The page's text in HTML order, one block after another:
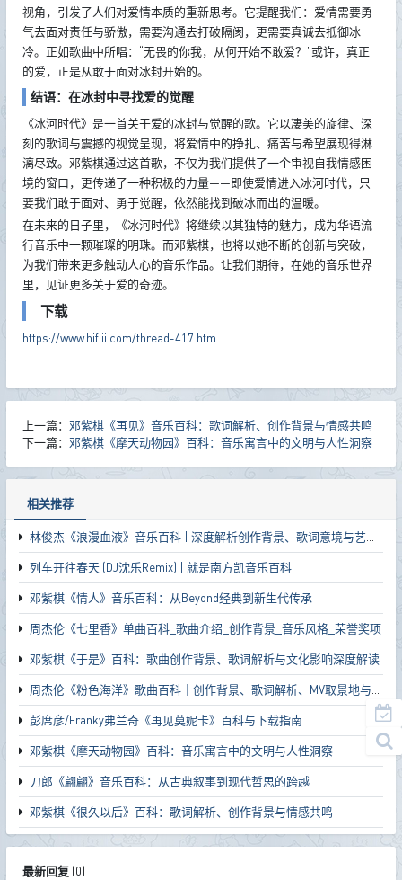
视角，引发了人们对爱情本质的重新思考。它提醒我们：爱情需要勇
气去面对责任与骄傲，需要沟通去打破隔阂，更需要真诚去抵御冰
冷。正如歌曲中所唱：“无畏的你我，从何开始不敢爱？”或许，真正
的爱，正是从敢于面对冰封开始的。
结语：在冰封中寻找爱的觉醒
《冰河时代》是一首关于爱的冰封与觉醒的歌。它以凄美的旋律、深
刻的歌词与震撼的视觉呈现，将爱情中的挣扎、痛苦与希望展现得淋
漓尽致。邓紫棋通过这首歌，不仅为我们提供了一个审视自我情感困
境的窗口，更传递了一种积极的力量——即使爱情进入冰河时代，只
要我们敢于面对、勇于觉醒，依然能找到破冰而出的温暖。
在未来的日子里，《冰河时代》将继续以其独特的魅力，成为华语流
行音乐中一颗璀璨的明珠。而邓紫棋，也将以她不断的创新与突破，
为我们带来更多触动人心的音乐作品。让我们期待，在她的音乐世界
里，见证更多关于爱的奇迹。
下载
https://www.hifiii.com/thread-417.htm
上一篇： 邓紫棋《再见》音乐百科：歌词解析、创作背景与情感共鸣
下一篇： 邓紫棋《摩天动物园》百科：音乐寓言中的文明与人性洞察
相关推荐
林俊杰《浪漫血液》音乐百科 | 深度解析创作背景、歌词意境与艺术价值
列车开往春天 (DJ沈乐Remix) | 就是南方凯音乐百科
邓紫棋《情人》音乐百科：从Beyond经典到新生代传承
周杰伦《七里香》单曲百科_歌曲介绍_创作背景_音乐风格_荣誉奖项
邓紫棋《于是》百科：歌曲创作背景、歌词解析与文化影响深度解读
周杰伦《粉色海洋》歌曲百科｜创作背景、歌词解析、MV取景地与影响
彭席彦/Franky弗兰奇《再见莫妮卡》百科与下载指南
邓紫棋《摩天动物园》百科：音乐寓言中的文明与人性洞察
刀郎《翩翩》音乐百科：从古典叙事到现代哲思的跨越
邓紫棋《很久以后》百科：歌词解析、创作背景与情感共鸣
最新回复(0)